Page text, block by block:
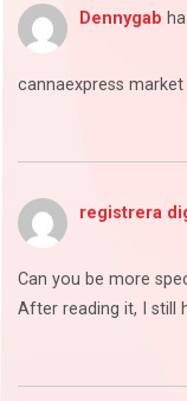
Dennygab
cannaexpress market
registrera
Can you be more
After reading it, I still